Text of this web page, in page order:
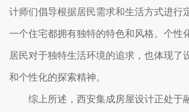
计师们倡导根据居民需求和生活方式进行
一个住宅都拥有独特的特色和风格。个性
居民对于独特生活环境的追求，也体现了
和个性化的探索精神。
综上所述，西安集成房屋设计正处于